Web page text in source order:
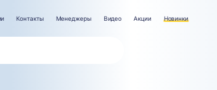
Контакты Менеджеры Видео Акции Новинки